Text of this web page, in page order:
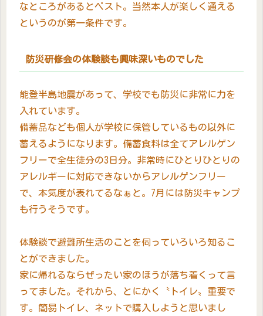
なところがあるとベスト。当然本人が楽しく通える
というのが第一条件です。
防災研修会の体験談も興味深いものでした
能登半島地震があって、学校でも防災に非常に力を
入れています。
備蓄品なども個人が学校に保管しているもの以外に
蓄えるようになります。備蓄食料は全てアレルゲン
フリーで全生徒分の3日分。非常時にひとりひとりの
アレルギーに対応できないからアレルゲンフリー
で、本気度が表れてるなぁと。7月には防災キャンプ
も行うそうです。
体験談で避難所生活のことを伺っていろいろ知るこ
とができました。
家に帰れるならぜったい家のほうが落ち着くって言
ってました。それから、とにかく〝トイレ〟重要で
す。簡易トイレ、ネットで購入しようと思いまし